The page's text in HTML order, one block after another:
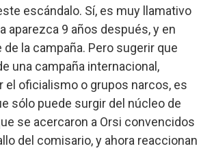
escándalo. Sí, es muy llamativo
aparezca 9 años después, y en
de la campaña. Pero sugerir que
una campaña internacional,
el oficialismo o grupos narcos, es
sólo puede surgir del núcleo de
se acercaron a Orsi convencidos
del comisario, y ahora reaccionan